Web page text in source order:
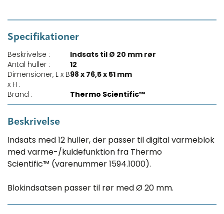
Specifikationer
Beskrivelse :
Indsats til Ø 20 mm rør
Antal huller :
12
Dimensioner, L x B
x H :
98 x 76,5 x 51 mm
Brand :
Thermo Scientific™
Beskrivelse
Indsats med 12 huller, der passer til digital varmeblok
med varme-/kuldefunktion fra Thermo
Scientific™ (varenummer 1594.1000).
Blokindsatsen passer til rør med Ø 20 mm.